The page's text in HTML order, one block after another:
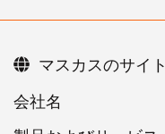
会社名
マスカスのサイト